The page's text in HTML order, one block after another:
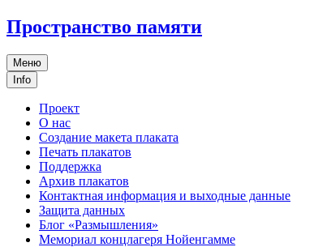
Пространство памяти
Меню
Info
Проект
О нас
Создание макета плаката
Печать плакатов
Поддержка
Архив плакатов
Контактная информация и выходные данные
Защита данных
Блог «Размышления»
Мемориал концлагеря Нойенгамме